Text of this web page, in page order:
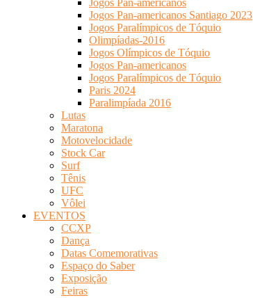
Jogos Pan-americanos
Jogos Pan-americanos Santiago 2023
Jogos Paralímpicos de Tóquio
Olimpíadas-2016
Jogos Olímpicos de Tóquio
Jogos Pan-americanos
Jogos Paralímpicos de Tóquio
Paris 2024
Paralimpíada 2016
Lutas
Maratona
Motovelocidade
Stock Car
Surf
Tênis
UFC
Vôlei
EVENTOS
CCXP
Dança
Datas Comemorativas
Espaço do Saber
Exposição
Feiras